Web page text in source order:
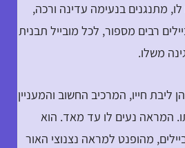
מתנגנים בנעימה עדינה ורכה,
רבים מספור, לכל מובייל תבנית
משלו.
ליבת חייו, המרכיב החשוב והמעניין
המראה נעים לו עד מאד. הוא
מהופנט למראה נצנוצי האור